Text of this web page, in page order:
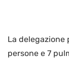
La delegazione
persone e 7